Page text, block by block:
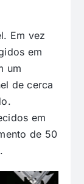
Em vez
em
um
de cerca
em
de 50